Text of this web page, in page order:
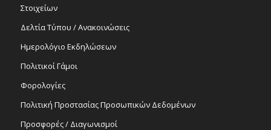
Στοιχείων
Δελτία Τύπου / Ανακοινώσεις
Ημερολόγιο Εκδηλώσεων
Πολιτικοί Γάμοι
Φορολογίες
Πολιτική Προστασίας Προσωπικών Δεδομένων
Προσφορές / Διαγωνισμοί